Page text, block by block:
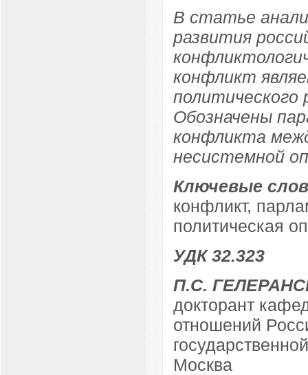
В статье
развития
конфликт
политического
Обозначены
конфликта
несистемной
Ключевые
конфликт,
политическая
УДК 32.323
П.С.
докторант
отношений
Москва